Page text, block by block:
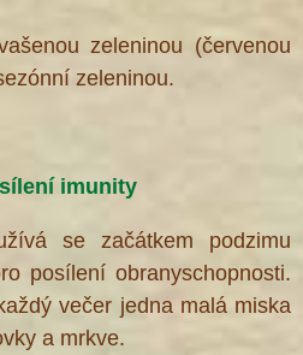
zeleninou (červenou
zeleninou.
imunity
se začátkem podzimu
posílení obranyschopnosti.
večer jedna malá miska
a mrkve.